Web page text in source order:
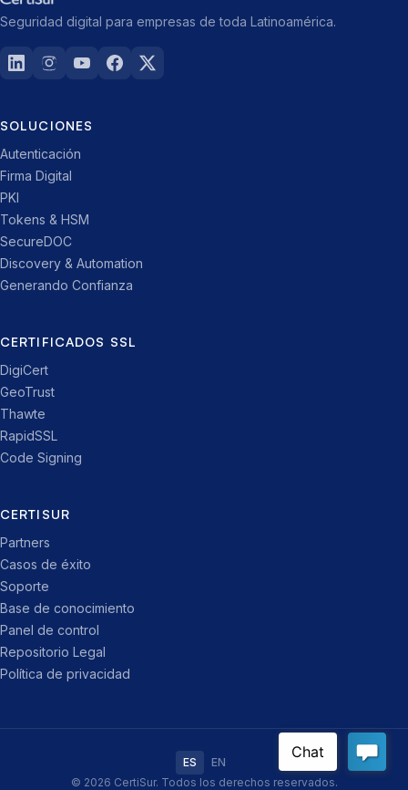
Seguridad digital para empresas de toda Latinoamérica.
SOLUCIONES
Autenticación
Firma Digital
PKI
Tokens & HSM
SecureDOC
Discovery & Automation
Generando Confianza
CERTIFICADOS SSL
DigiCert
GeoTrust
Thawte
RapidSSL
Code Signing
CERTISUR
Partners
Casos de éxito
Soporte
Base de conocimiento
Panel de control
Repositorio Legal
Política de privacidad
ES
EN
© 2026 CertiSur. Todos los derechos reservados.